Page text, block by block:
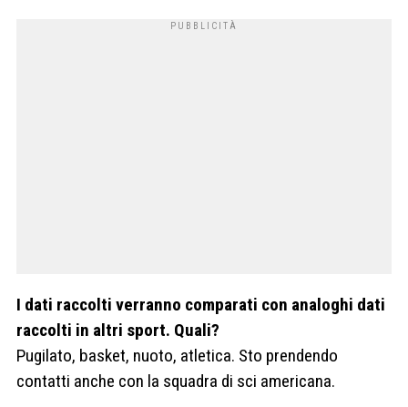
I dati raccolti verranno comparati con analoghi dati
raccolti in altri sport. Quali?
Pugilato, basket, nuoto, atletica. Sto prendendo
contatti anche con la squadra di sci americana.